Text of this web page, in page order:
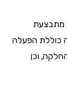
הפעלה
וכן